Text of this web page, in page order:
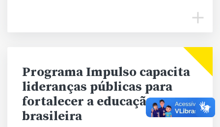
Programa Impulso capacita
lideranças públicas para
fortalecer a educação
brasileira